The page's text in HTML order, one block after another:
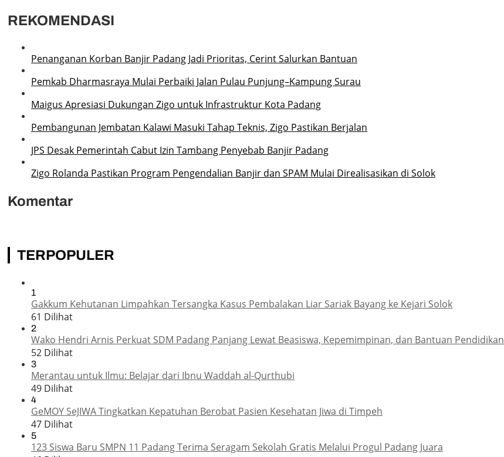
REKOMENDASI
Penanganan Korban Banjir Padang Jadi Prioritas, Cerint Salurkan Bantuan
Pemkab Dharmasraya Mulai Perbaiki Jalan Pulau Punjung–Kampung Surau
Maigus Apresiasi Dukungan Zigo untuk Infrastruktur Kota Padang
Pembangunan Jembatan Kalawi Masuki Tahap Teknis, Zigo Pastikan Berjalan
JPS Desak Pemerintah Cabut Izin Tambang Penyebab Banjir Padang
Zigo Rolanda Pastikan Program Pengendalian Banjir dan SPAM Mulai Direalisasikan di Solok
Komentar
TERPOPULER
1
Gakkum Kehutanan Limpahkan Tersangka Kasus Pembalakan Liar Sariak Bayang ke Kejari Solok
61 Dilihat
2
Wako Hendri Arnis Perkuat SDM Padang Panjang Lewat Beasiswa, Kepemimpinan, dan Bantuan Pendidikan
52 Dilihat
3
Merantau untuk Ilmu: Belajar dari Ibnu Waddah al-Qurthubi
49 Dilihat
4
GeMOY SeJIWA Tingkatkan Kepatuhan Berobat Pasien Kesehatan Jiwa di Timpeh
47 Dilihat
5
123 Siswa Baru SMPN 11 Padang Terima Seragam Sekolah Gratis Melalui Progul Padang Juara